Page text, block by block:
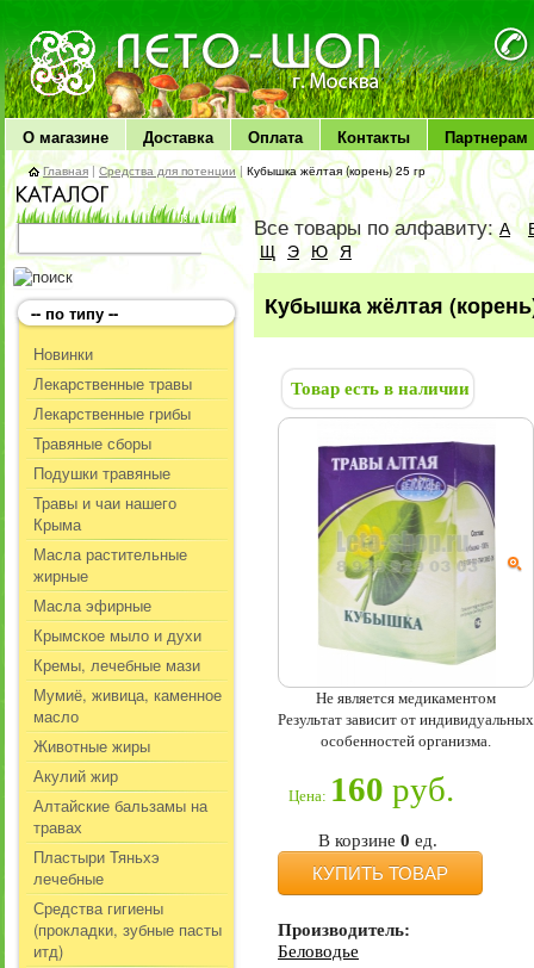
ЛЕТО чудо здоровья
О магазине Доставка Оплата Контакты Партнерам
Главная |Средства для потенции| Кубышка жёлтая (корень) 25 гр
-- по типу --
Новинки
Лекарственные травы
Лекарственные грибы
Травяные сборы
Подушки травяные
Травы и чаи нашего
Крыма
Масла растительные
жирные
Масла эфирные
Крымское мыло и духи
Кремы, лечебные мази
Мумиё, живица, каменное
масло
Животные жиры
Акулий жир
Алтайские бальзамы на
травах
Пластыри Тяньхэ
лечебные
Средства гигиены
(прокладки, зубные пасты
итд)
Все товары по алфавиту:А
Щ Э Ю Я
Кубышка жёлтая
Товар есть в наличии
Не является медикаментом
Результат зависит от индивидуальных
особенностей организма.
Цена: 160 руб.
В корзине 0 ед.
КУПИТЬ ТОВАР
Производитель:
Беловодье